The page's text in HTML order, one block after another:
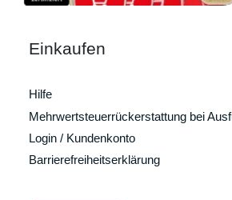
Einkaufen
Hilfe
Mehrwertsteuerrückerstattung bei
Login / Kundenkonto
Barrierefreiheitserklärung